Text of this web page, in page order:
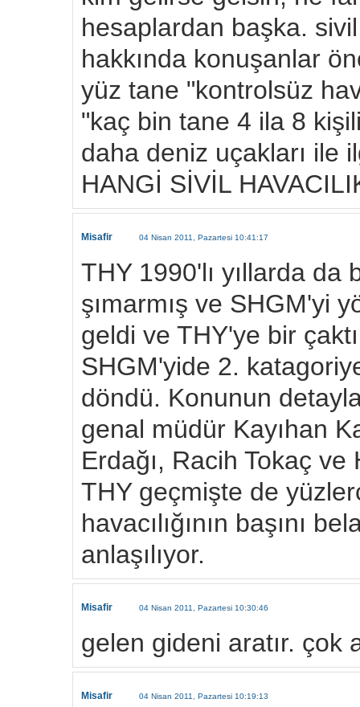
hesaplardan başka. sivil
hakkında konuşanlar
yüz tane "kontrolsüz
"kaç bin tane 4 ila 8
daha deniz uçakları ile
HANGİ SİVİL
Misafir 04 Nisan 2011, Pazartesi 10:41:17
THY 1990'lı yıllarda da
şımarmış ve SHGM'yi
geldi ve THY'ye bir
SHGM'yide 2.
döndü. Konunun
genal müdür Kayıhan
Erdağı, Racih Tokaç ve
THY geçmişte de
havacılığının başını
anlaşılıyor.
Misafir 04 Nisan 2011, Pazartesi 10:30:46
gelen gideni aratır. çok
Misafir 04 Nisan 2011, Pazartesi 10:19:13